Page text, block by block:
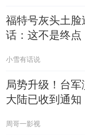
福特号灰头土
话：这不是终点
小雪有话说
局势升级！台
大陆已收到通知
周哥一影视